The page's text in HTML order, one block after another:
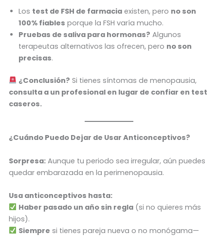
Los test de FSH de farmaciaexisten, pero no son
100% fiables porque la FSH varía mucho.
Pruebas de saliva para hormonas? Algunos
terapeutas alternativos las ofrecen, pero no son
precisas.
¿Conclusión? Si tienes síntomas de menopausia,
consulta a un profesional en lugar de confiar en test
caseros.
¿Cuándo Puedo Dejar de Usar Anticonceptivos?
Sorpresa:Aunque tu periodo sea irregular, aún puedes
quedar embarazada en la perimenopausia.
Usa anticonceptivos hasta:
Haber pasado un año sin regla (si no quieres más
hijos).
Siempre si tienes pareja nueva o no monógama—